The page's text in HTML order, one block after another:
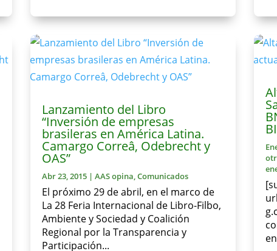
Lanzamiento del Libro
“Inversión de empresas
brasileras en América Latina.
Camargo Correâ, Odebrecht y
OAS”
Abr 23, 2015| AAS opina,Comunicados
El próximo 29 de abril, en el marco de
La 28 Feria Internacional de Libro-Filbo,
Ambiente y Sociedad y Coalición
Regional por la Transparencia y
Participación...